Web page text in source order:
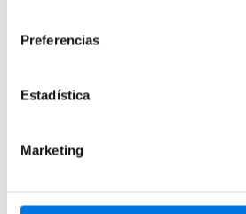
Preferencias
Estadística
Marketing